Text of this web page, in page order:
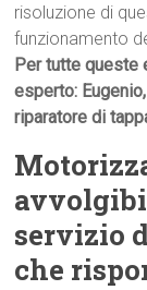
risoluzione di
funzionamento
Per tutte queste
esperto:
riparatore di
servizio
che